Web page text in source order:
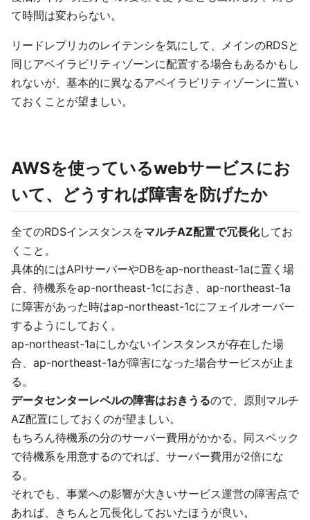
て時間は変わらない。
リードレプリカのレイテンシを気にして、メインのRDSと
同じアベイラビリティゾーンに配置する場合もあるかもし
れないが、基本的に異なるアベイラビリティゾーンに置い
ておくことが望ましい。
AWSを使っているwebサービスにお
いて、どうすれば障害を防げたか
全てのRDSインスタンスをマルチAZ配置で冗長化してお
くこと。
具体的にはAPIサーバーやDBをap-northeast-1aに置く場
合、待機系をap-northeast-1cにおき、ap-northeast-1a
に障害があった時はap-northeast-1cにフェイルオーバー
するようにしておく。
ap-northeast-1aにしかないインスタンスが存在した場
合、ap-northeast-1aが障害になった場合サービスが止ま
る。
データセンターレベルの障害はおきうるので、原則マルチ
AZ配置にしておくのが望ましい。
もちろん待機系の分のサーバー費用がかかる。同スペック
で待機系を用意するのでれば、サーバー費用が2倍にな
る。
それでも、事業への影響が大きいサービス運営の障害点で
あれば、きちんと冗長化しておいたほうが良い。